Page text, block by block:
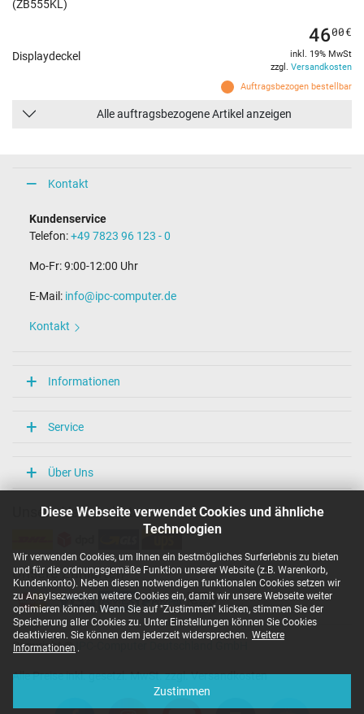
Diese Webseite verwendet Cookies und ähnliche
Technologien
Wir verwenden Cookies, um Ihnen ein bestmögliches Surferlebnis zu bieten
und für die ordnungsgemäße Funktion unserer Website (z.B. Warenkorb,
Kundenkonto). Neben diesen notwendigen funktionalen Cookies setzen wir
zu Anaylsezwecken weitere Cookies ein, damit wir unsere Webseite weiter
optimieren können. Wenn Sie auf "Zustimmen" klicken, stimmen Sie der
Speicherung aller Cookies zu. Unter Einstellungen können Sie Cookies
deaktivieren. Sie können dem jederzeit widersprechen. Weitere
Informationen .
Zustimmen
(ZB555KL)
Displaydeckel
Auftragsbezogen bestellbar
4600€
inkl. 19% MwSt
zzgl. Versandkosten
Alle auftragsbezogene Artikel anzeigen
Kontakt
Kundenservice
Telefon:+49 7823 96 123 - 0
Mo-Fr: 9:00-12:00 Uhr
E-Mail: info@ipc-computer.de
Kontakt
Informationen
Service
Über Uns
Unsere Versandarten
Unsere Zahlarten
Copyright ©
Alle Preise inkl. gesetzl. MwSt. zzgl. Versandkosten